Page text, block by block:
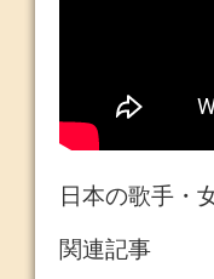
日本の歌手・
関連記事